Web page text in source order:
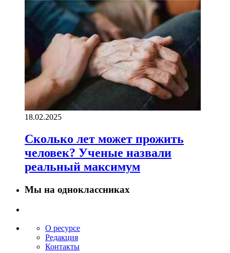
18.02.2025
Сколько лет может прожить
человек? Ученые назвали
реальный максимум
Мы на одноклассниках
О ресурсе
Редакция
Контакты